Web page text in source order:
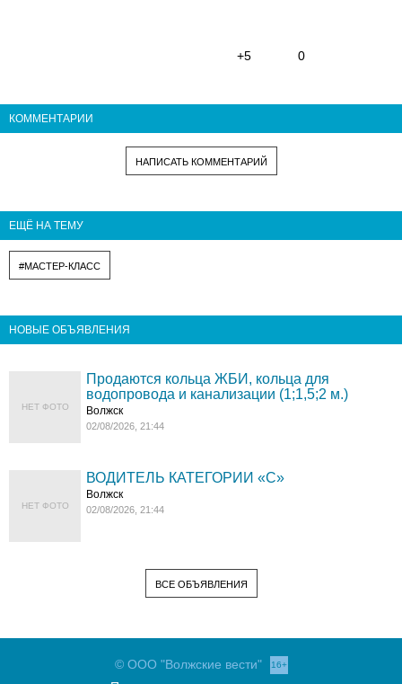
+5 0
КОММЕНТАРИИ
НАПИСАТЬ КОММЕНТАРИЙ
ЕЩЁ НА ТЕМУ
#МАСТЕР-КЛАСС
НОВЫЕ ОБЪЯВЛЕНИЯ
НЕТ ФОТО
Продаются кольца ЖБИ, кольца для
водопровода и канализации (1;1,5;2 м.)
Волжск
02/08/2026, 21:44
НЕТ ФОТО
ВОДИТЕЛЬ КАТЕГОРИИ «C»
Волжск
02/08/2026, 21:44
ВСЕ ОБЪЯВЛЕНИЯ
© ООО "Волжские вести" 16+